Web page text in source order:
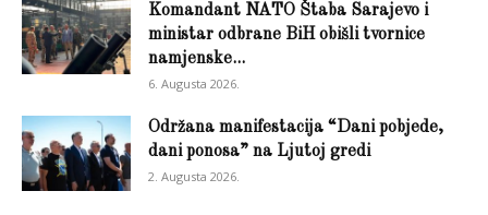
Komandant NATO Štaba Sarajevo i
ministar odbrane BiH obišli tvornice
namjenske...
6. Augusta 2026.
Održana manifestacija “Dani pobjede,
dani ponosa” na Ljutoj gredi
2. Augusta 2026.